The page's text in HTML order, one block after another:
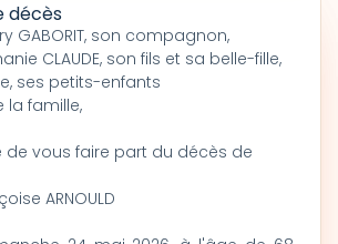
décès
GABORIT, son compagnon,
CLAUDE, son fils et sa belle-fille,
ses petits-enfants
la famille,
de vous faire part du décès de
ARNOULD